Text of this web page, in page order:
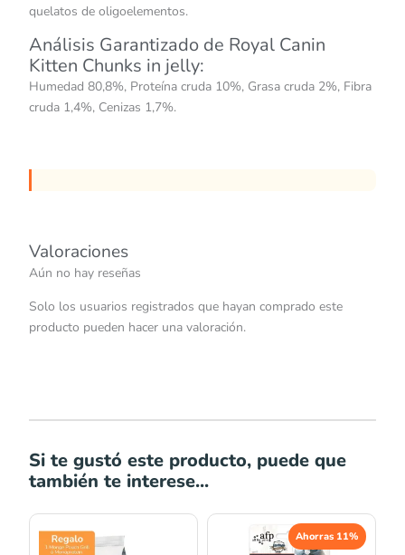
quelatos de oligoelementos.
Análisis Garantizado de Royal Canin
Kitten Chunks in jelly:
Humedad 80,8%, Proteína cruda 10%, Grasa cruda 2%, Fibra
cruda 1,4%, Cenizas 1,7%.
Valoraciones
Aún no hay reseñas
Solo los usuarios registrados que hayan comprado este
producto pueden hacer una valoración.
Si te gustó este producto, puede que
también te interese...
Ahorras 11%
El
precio
El
precio